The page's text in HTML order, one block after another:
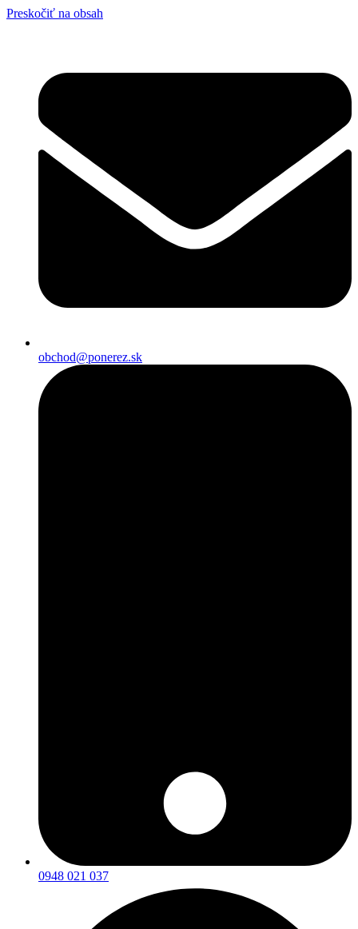
Preskočiť na obsah
obchod@ponerez.sk
0948 021 037